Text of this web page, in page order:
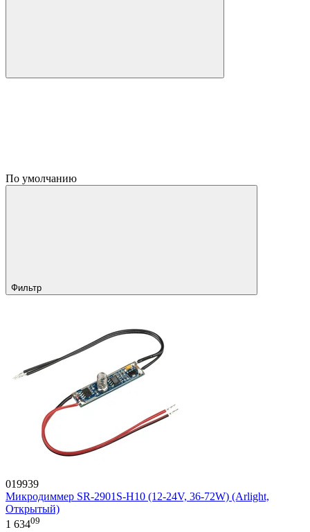
По умолчанию
Фильтр
019939
Микродиммер SR-2901S-H10 (12-24V, 36-72W) (Arlight,
Открытый)
1 63409